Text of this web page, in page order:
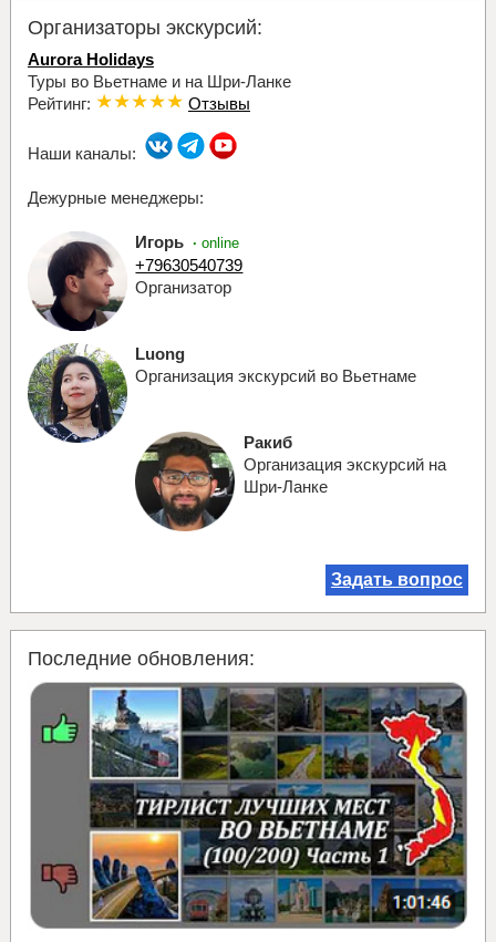
Организаторы экскурсий:
Aurora Holidays
Туры во Вьетнаме и на Шри-Ланке
Рейтинг:
Отзывы
Наши каналы:
Дежурные менеджеры:
Игорь ·online
+79630540739
Организатор
Luong
Организация экскурсий во Вьетнаме
Ракиб
Организация экскурсий на
Шри-Ланке
Задать вопрос
Последние обновления: